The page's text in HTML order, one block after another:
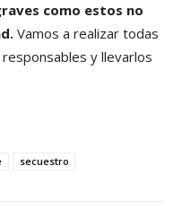
como estos no
Vamos a realizar todas
y llevarlos
secuestro